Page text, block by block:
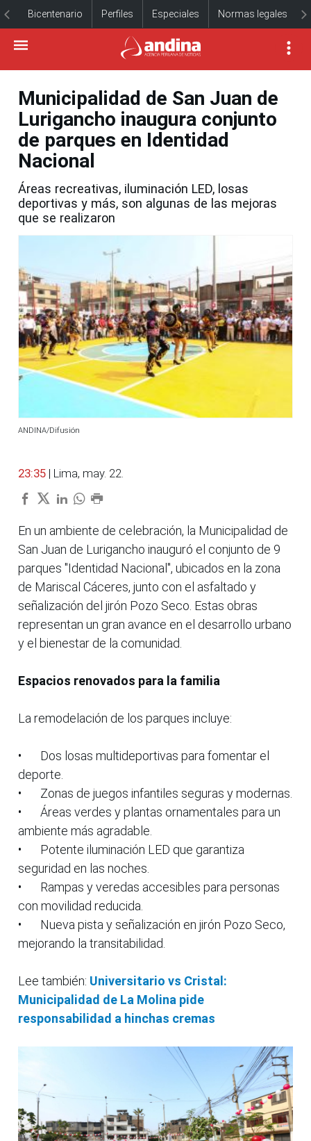
Bicentenario Perfiles Especiales Normas legales
Municipalidad de San Juan de
Lurigancho inaugura conjunto
de parques en Identidad
Nacional
Áreas recreativas, iluminación LED, losas
deportivas y más, son algunas de las mejoras
que se realizaron
ANDINA/Difusión
23:35 | Lima, may. 22.
En un ambiente de celebración, la Municipalidad de
San Juan de Lurigancho inauguró el conjunto de 9
parques "Identidad Nacional", ubicados en la zona
de Mariscal Cáceres, junto con el asfaltado y
señalización del jirón Pozo Seco. Estas obras
representan un gran avance en el desarrollo urbano
y el bienestar de la comunidad.
Espacios renovados para la familia
La remodelación de los parques incluye:
•
Dos losas multideportivas para fomentar el
deporte.
•
Zonas de juegos infantiles seguras y modernas.
•
Áreas verdes y plantas ornamentales para un
ambiente más agradable.
•
Potente iluminación LED que garantiza
seguridad en las noches.
•
Rampas y veredas accesibles para personas
con movilidad reducida.
•
Nueva pista y señalización en jirón Pozo Seco,
mejorando la transitabilidad.
Lee también: Universitario vs Cristal:
Municipalidad de La Molina pide
responsabilidad a hinchas cremas